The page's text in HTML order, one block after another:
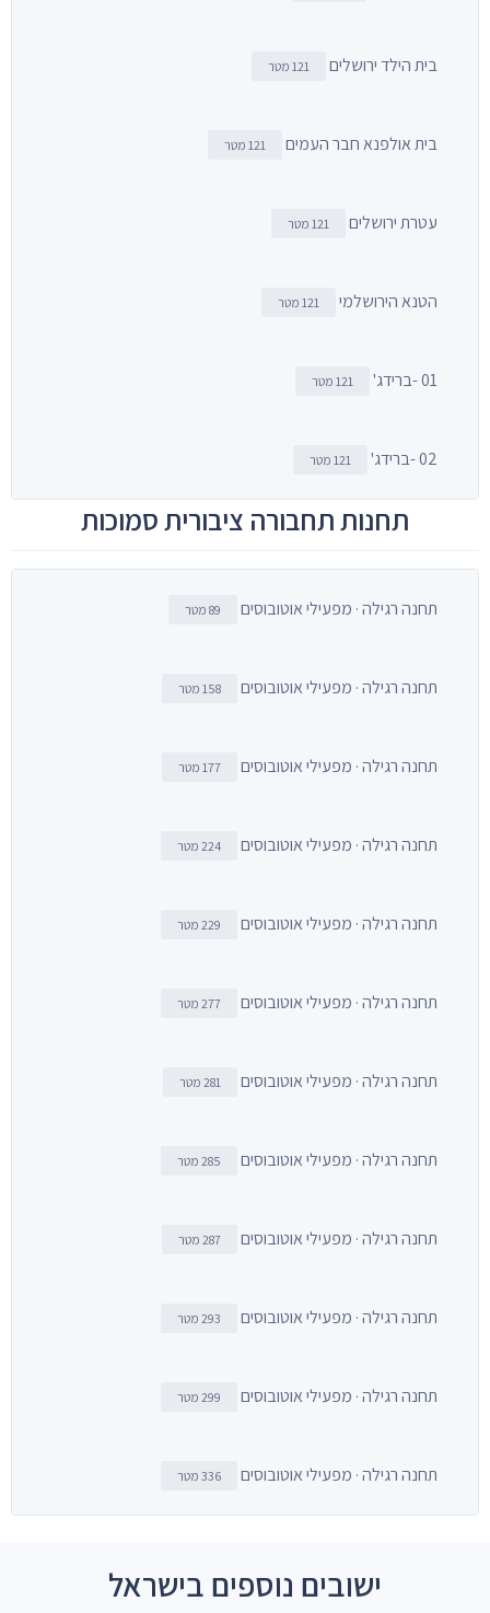
בית הילד ירושלים 121 מטר
בית אולפנא חבר העמים 121 מטר
עטרת ירושלים 121 מטר
הטנא הירושלמי 121 מטר
01 -ברידג' 121 מטר
02 -ברידג' 121 מטר
תחנות תחבורה ציבורית סמוכות
תחנה רגילה · מפעילי אוטובוסים 89 מטר
תחנה רגילה · מפעילי אוטובוסים 158 מטר
תחנה רגילה · מפעילי אוטובוסים 177 מטר
תחנה רגילה · מפעילי אוטובוסים 224 מטר
תחנה רגילה · מפעילי אוטובוסים 229 מטר
תחנה רגילה · מפעילי אוטובוסים 277 מטר
תחנה רגילה · מפעילי אוטובוסים 281 מטר
תחנה רגילה · מפעילי אוטובוסים 285 מטר
תחנה רגילה · מפעילי אוטובוסים 287 מטר
תחנה רגילה · מפעילי אוטובוסים 293 מטר
תחנה רגילה · מפעילי אוטובוסים 299 מטר
תחנה רגילה · מפעילי אוטובוסים 336 מטר
ישובים נוספים בישראל